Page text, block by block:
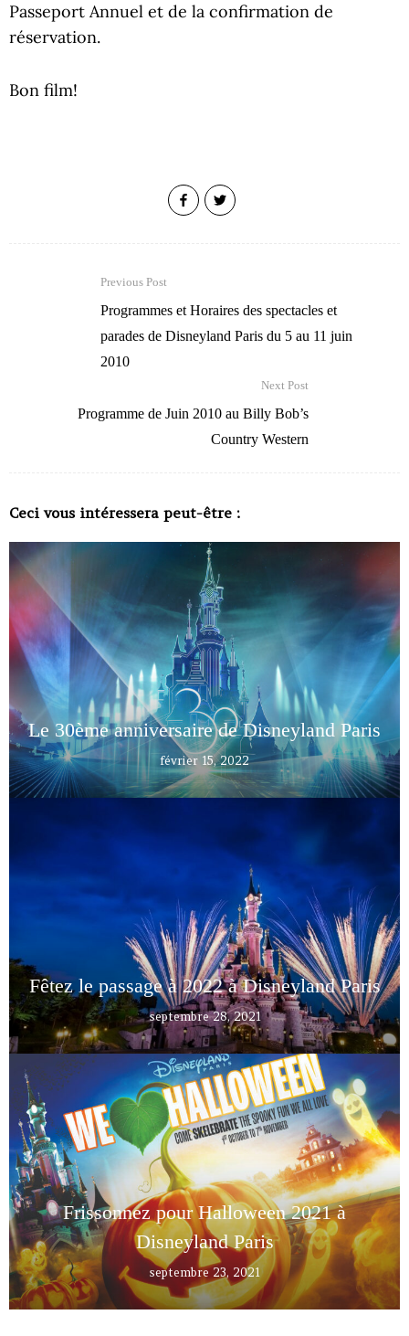
Passeport Annuel et de la confirmation de
réservation.
Bon film!
Previous Post
Programmes et Horaires des spectacles et
parades de Disneyland Paris du 5 au 11 juin
2010
Next Post
Programme de Juin 2010 au Billy Bob’s
Country Western
Ceci vous intéressera peut-être :
Le 30ème anniversaire de Disneyland Paris
février 15, 2022
Fêtez le passage à 2022 à Disneyland Paris
septembre 28, 2021
Frissonnez pour Halloween 2021 à
Disneyland Paris
septembre 23, 2021